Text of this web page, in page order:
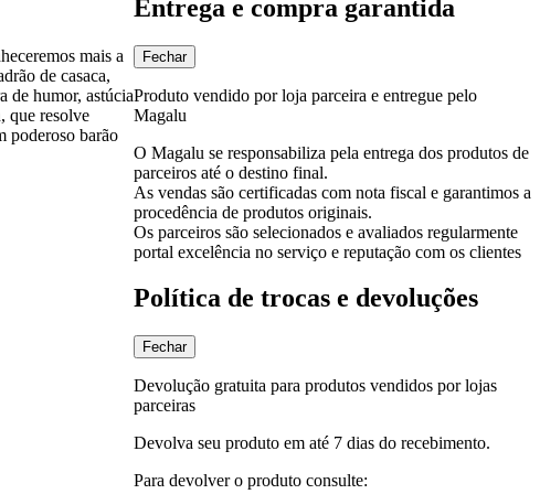
Entrega e compra garantida
Fechar
Produto vendido por loja parceira e entregue pelo
Magalu
O Magalu se responsabiliza pela entrega dos produtos de
parceiros até o destino final.
As vendas são certificadas com nota fiscal e garantimos a
procedência de produtos originais.
Os parceiros são selecionados e avaliados regularmente
portal excelência no serviço e reputação com os clientes
Política de trocas e devoluções
Fechar
Devolução gratuita para produtos vendidos por lojas
parceiras
Devolva seu produto em até 7 dias do recebimento.
Para devolver o produto consulte:
mais a
de casaca,
de humor, astúcia
que resolve
poderoso barão